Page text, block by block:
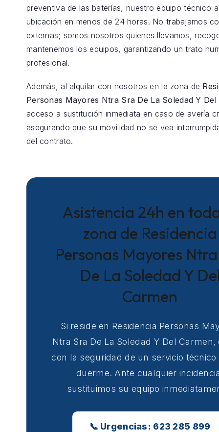
preventiva de las baterías, nuestro equipo técnico
ubicación en menos de 24 horas. No trabajamos
externas; somos nosotros quienes llevamos,
mantenemos los equipos, garantizando un trato
profesional.
Además, al alquilar con nosotros en la zona de
Personas Mayores Ntra Sra De La Soledad Y Del
acceso a sustitución inmediata en caso de avería
asegurando que su movilidad no se vea
del contrato.
Asistencia 24h en
zona de Residencia
Personas Mayores
De La Soledad Y
Carmen
Si reside en Residencia Personas
Ntra Sra De La Soledad Y Del Carmen,
con la seguridad de un servicio técnico
duerme. Ante cualquier
sustituimos su equipo
📞 Urgencias: 623 285 899